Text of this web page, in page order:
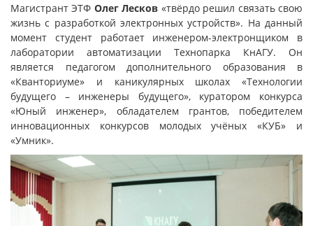
Магистрант ЭТФ Олег Лесков «твёрдо решил связать свою
жизнь с разработкой электронных устройств». На данный
момент студент работает инженером-электронщиком в
лаборатории автоматизации Технопарка КнАГУ. Он
является педагогом дополнительного образования в
«Кванториуме» и каникулярных школах «Технологии
будущего – инженеры будущего», куратором конкурса
«Юный инженер», обладателем грантов, победителем
инновационных конкурсов молодых учёных «КУБ» и
«Умник».